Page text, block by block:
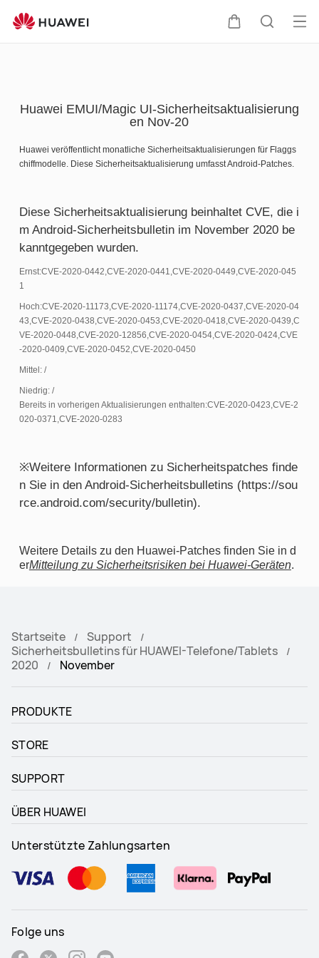
Support
Huawei EMUI/Magic UI-Sicherheitsaktualisierung
en Nov-20
Huawei veröffentlicht monatliche Sicherheitsaktualisierungen für Flaggs
chiffmodelle. Diese Sicherheitsaktualisierung umfasst Android-Patches.
Diese Sicherheitsaktualisierung beinhaltet CVE, die i
m Android-Sicherheitsbulletin im November 2020 be
kanntgegeben wurden.
Ernst:CVE-2020-0442,CVE-2020-0441,CVE-2020-0449,CVE-2020-045
1
Hoch:CVE-2020-11173,CVE-2020-11174,CVE-2020-0437,CVE-2020-04
43,CVE-2020-0438,CVE-2020-0453,CVE-2020-0418,CVE-2020-0439,C
VE-2020-0448,CVE-2020-12856,CVE-2020-0454,CVE-2020-0424,CVE
-2020-0409,CVE-2020-0452,CVE-2020-0450
Mittel: /
Niedrig: /
Bereits in vorherigen Aktualisierungen enthalten:CVE-2020-0423,CVE-2
020-0371,CVE-2020-0283
※Weitere Informationen zu Sicherheitspatches finde
n Sie in den Android-Sicherheitsbulletins (https://sou
rce.android.com/security/bulletin).
Weitere Details zu den Huawei-Patches finden Sie in d
erMitteilung zu Sicherheitsrisiken bei Huawei-Geräten.
Startseite
Support
Sicherheitsbulletins für HUAWEI-Telefone/Tablets
2020
November
PRODUKTE
STORE
SUPPORT
ÜBER HUAWEI
Unterstützte Zahlungsarten
Folge uns